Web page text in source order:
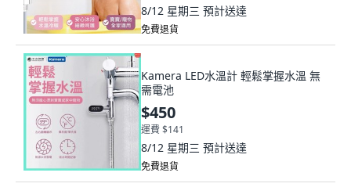
8/12 星期三 預計送達
免費退貨
Kamera LED水溫計 輕鬆掌握水溫 無
需電池
$450
運費 $141
8/12 星期三 預計送達
免費退貨